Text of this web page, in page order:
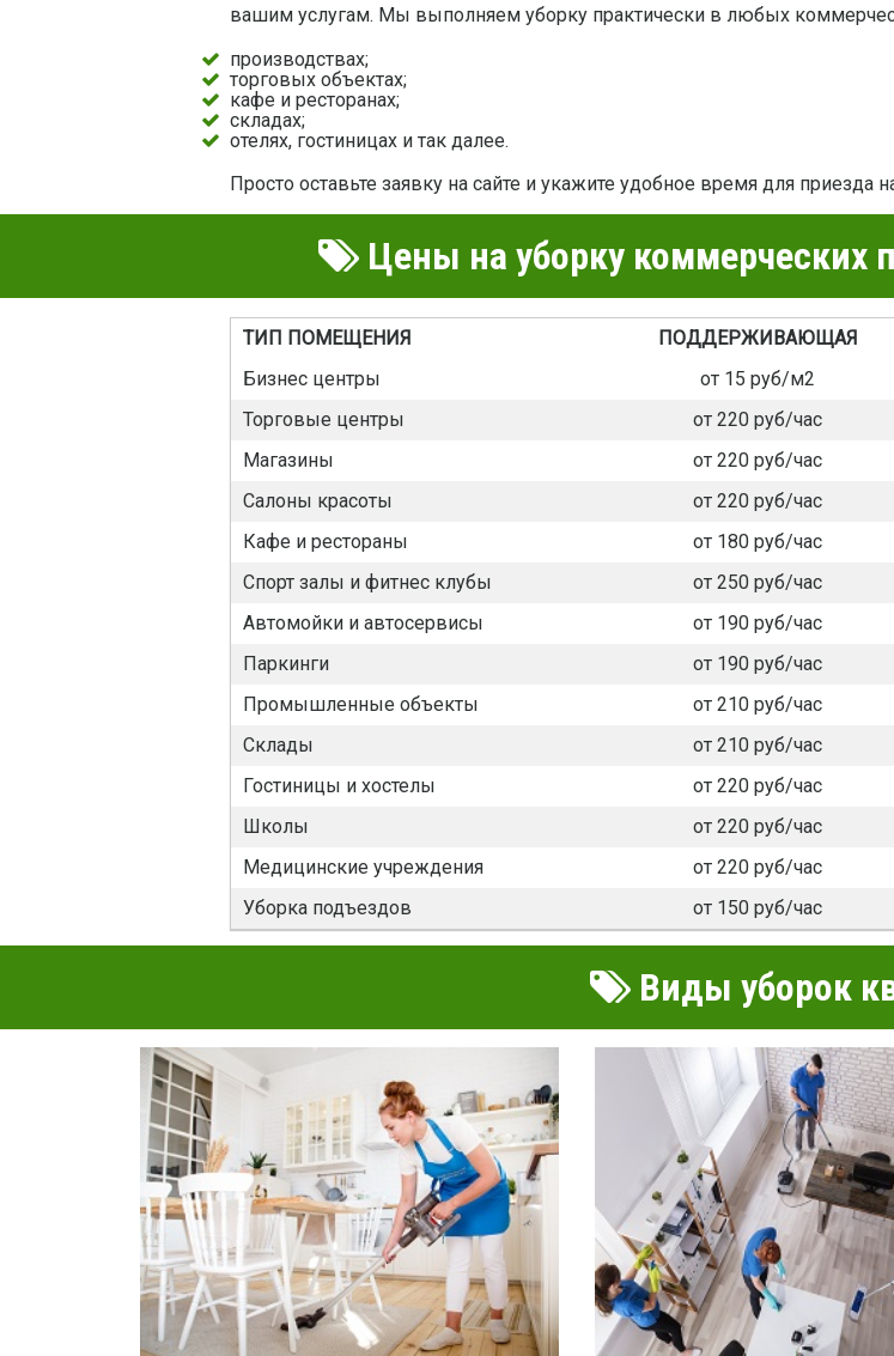
вашим услугам. Мы выполняем уборку практически в любых
производствах;
торговых объектах;
кафе и ресторанах;
складах;
отелях, гостиницах и так далее.
Просто оставьте заявку на сайте и укажите удобное время для
Цены на уборку
ТИП ПОМЕЩЕНИЯ ПОДДЕРЖИВАЮЩАЯ
Бизнес центры
от 15 руб/м2
Торговые центры
от 220 руб/час
Магазины
от 220 руб/час
Салоны красоты
от 220 руб/час
Кафе и рестораны
от 180 руб/час
Спорт залы и фитнес клубы
от 250 руб/час
Автомойки и автосервисы
от 190 руб/час
Паркинги
от 190 руб/час
Промышленные объекты
от 210 руб/час
Склады
от 210 руб/час
Гостиницы и хостелы
от 220 руб/час
Школы
от 220 руб/час
Медицинские учреждения
от 220 руб/час
Уборка подъездов
от 150 руб/час
Виды уборок